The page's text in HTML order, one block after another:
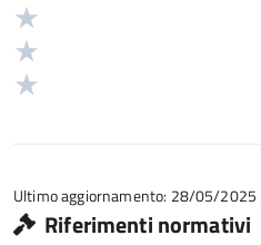
5
Ultimo aggiornamento: 28/05/2025
Riferimenti normativi